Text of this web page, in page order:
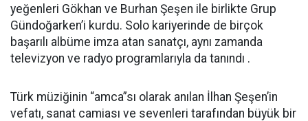
yeğenleri Gökhan ve Burhan Şeşen ile birlikte Grup
Gündoğarken’i kurdu. Solo kariyerinde de birçok
başarılı albüme imza atan sanatçı, aynı zamanda
televizyon ve radyo programlarıyla da tanındı .
Türk müziğinin “amca”sı olarak anılan İlhan Şeşen’in
vefatı, sanat camiası ve sevenleri tarafından büyük bir